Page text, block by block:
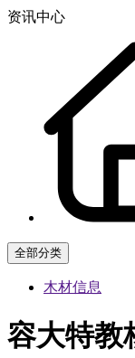
资讯中心
全部分类
木材信息
容大特教